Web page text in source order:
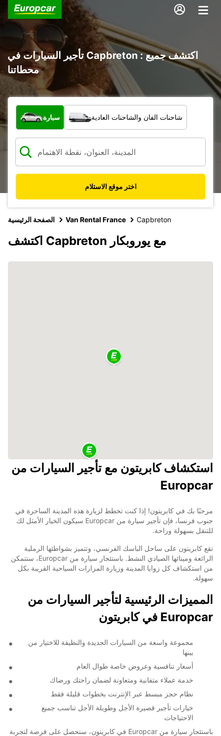
تأجير السيارات في Capbreton : اكتشف جميع
محطاتنا
ما نوع المركبة؟
سيارة شاحنات الفان والشاحنات العادية
اختر موقع الاستلام
الصفحة الرئيسية Van Rental France Capbreton
اكتشف Capbreton مع يوروبكار
استكشاف كابريتون مع تأجير السيارات من
Europcar
مرحبًا بك في كابريتون! إذا كنت تخطط لزيارة هذه المدينة الساحرة في
جنوب فرنسا، فإن تأجير سيارة من Europcar سيكون الخيار الأمثل لك
للتنقل بسهولة وراحة.
تقع كابريتون على ساحل الباسك الفرنسي، وتتميز بشواطئها الرملية
الرائعة ومينائها الصيادي النشط. باستئجار سيارة من Europcar، ستتمكن
من استكشاف كل زوايا المدينة وزيارة المزارات السياحية القريبة بكل
سهولة.
المميزات الرئيسية لتأجير السيارات من
Europcar في كابريتون
مجموعة واسعة من السيارات الجديدة والنظيفة للاختيار من
بينها
أسعار تنافسية وعروض خاصة طوال العام
خدمة عملاء متفانية ومتعاونة لضمان راحتك ورضاك
نظام حجز مبسط عبر الإنترنت بخطوات قليلة فقط
خيارات تأجير قصيرة الأجل وطويلة الأجل تناسب جميع
الاحتياجات
باستئجار سيارة من Europcar في كابريتون، ستحصل على فرصة لتجربة